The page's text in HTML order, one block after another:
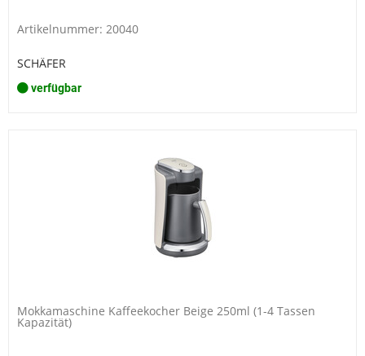
Artikelnummer: 20040
SCHÄFER
verfügbar
Mokkamaschine Kaffeekocher Beige 250ml (1-4 Tassen
Kapazität)